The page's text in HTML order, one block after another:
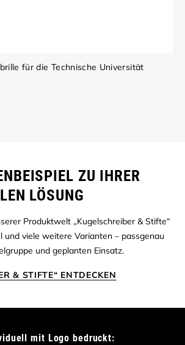
für die Technische Universität
ZU IHRER
LÖSUNG
Produktwelt „Kugelschreiber & Stifte“
und viele weitere Varianten – passgenau
und geplanten Einsatz.
& STIFTE“ ENTDECKEN
mit Logo bedruckt: